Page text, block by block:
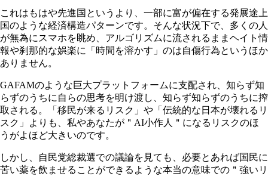
これはもはや先進国というより、一部に富が偏在する発展途上
国のような経済構造パターンです。そんな状況下で、多くの人
が無為にスマホを眺め、アルゴリズムに流されるままヘイト情
報や刹那的な娯楽に「時間を溶かす」のは自傷行為というほか
ありません。
GAFAMのような巨大プラットフォームに支配され、知らず知
らずのうちに自らの思考を明け渡し、知らず知らずのうちに搾
取される。「移民が来るリスク」や「伝統的な日本が壊れるリ
スク」よりも、私やあなたが＂ AI小作人＂になるリスクのほ
うがよほど大きいのです。
しかし、自民党総裁選での議論を見ても、必要とあれば国民に
苦い薬を飲ませることができるような本当の意味での＂強いリ